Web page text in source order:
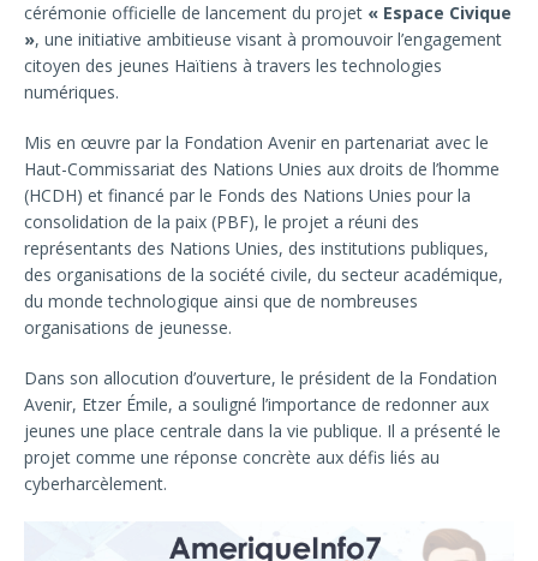
cérémonie officielle de lancement du projet « Espace Civique
», une initiative ambitieuse visant à promouvoir l’engagement
citoyen des jeunes Haïtiens à travers les technologies
numériques.
Mis en œuvre par la Fondation Avenir en partenariat avec le
Haut-Commissariat des Nations Unies aux droits de l’homme
(HCDH) et financé par le Fonds des Nations Unies pour la
consolidation de la paix (PBF), le projet a réuni des
représentants des Nations Unies, des institutions publiques,
des organisations de la société civile, du secteur académique,
du monde technologique ainsi que de nombreuses
organisations de jeunesse.
Dans son allocution d’ouverture, le président de la Fondation
Avenir, Etzer Émile, a souligné l’importance de redonner aux
jeunes une place centrale dans la vie publique. Il a présenté le
projet comme une réponse concrète aux défis liés au
cyberharcèlement.